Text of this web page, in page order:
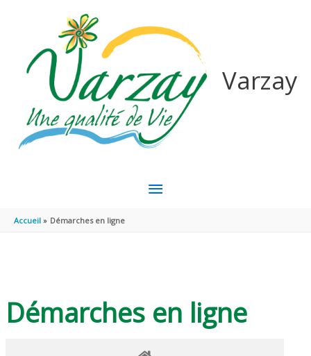
Varzay
MENU
Accueil Démarches en ligne
Démarches en ligne